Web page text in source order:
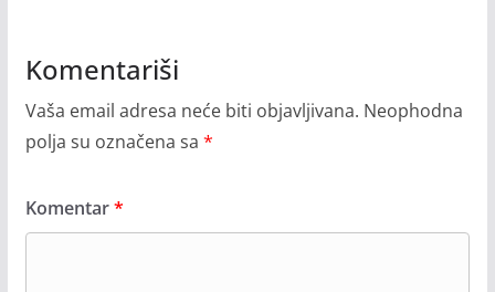
Komentariši
Vaša email adresa neće biti objavljivana. Neophodna
polja su označena sa *
Komentar*